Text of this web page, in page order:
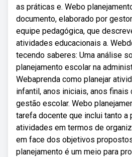
as práticas e. Webo
documento, elaborado por
equipe pedagógica, que
atividades educacionais a.
tecendo saberes: Uma análise
planejamento escolar na
Webaprenda como planejar
infantil, anos iniciais, anos finais
gestão escolar. Webo
tarefa docente que inclui tanto a
atividades em termos de
em face dos objetivos
planejamento é um meio para